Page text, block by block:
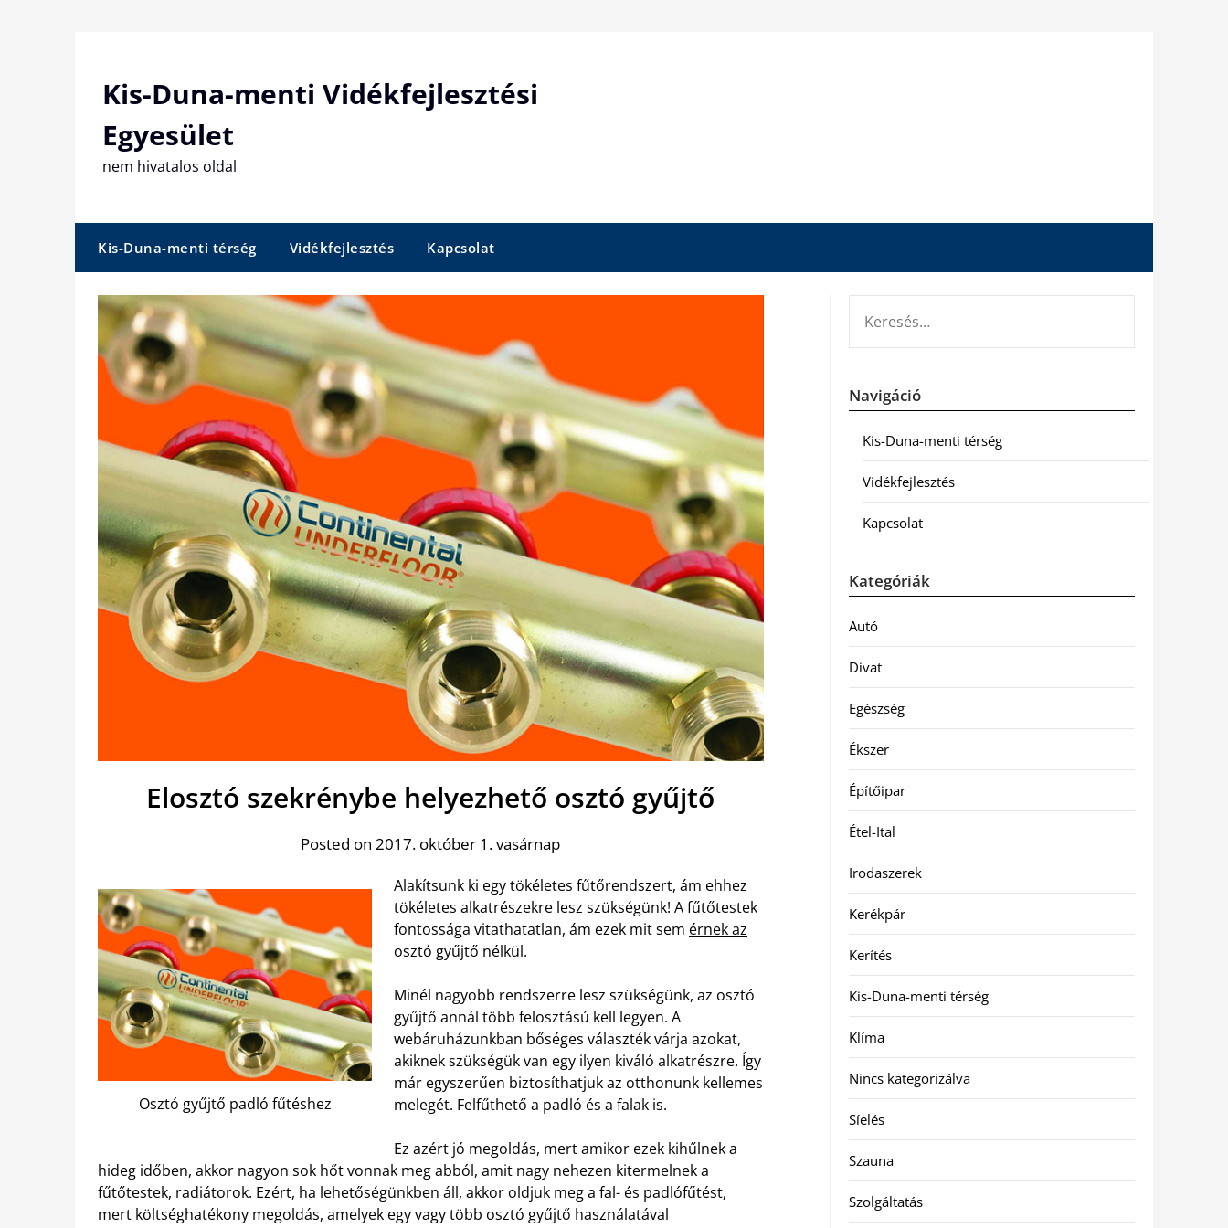
Kis-Duna-menti Vidékfejlesztési
Egyesület
nem hivatalos oldal
Kis-Duna-menti térség Vidékfejlesztés Kapcsolat
Elosztó szekrénybe helyezhető osztó gyűjtő
Posted on 2017. október 1. vasárnap
Osztó gyűjtő padló fűtéshez
Alakítsunk ki egy tökéletes fűtőrendszert, ám ehhez
tökéletes alkatrészekre lesz szükségünk! A fűtőtestek
fontossága vitathatatlan, ám ezek mit sem érnek az
osztó gyűjtő nélkül.
Minél nagyobb rendszerre lesz szükségünk, az osztó
gyűjtő annál több felosztású kell legyen. A
webáruházunkban bőséges választék várja azokat,
akiknek szükségük van egy ilyen kiváló alkatrészre. Így
már egyszerűen biztosíthatjuk az otthonunk kellemes
melegét. Felfűthető a padló és a falak is.
Ez azért jó megoldás, mert amikor ezek kihűlnek a
hideg időben, akkor nagyon sok hőt vonnak meg abból, amit nagy nehezen kitermelnek a
fűtőtestek, radiátorok. Ezért, ha lehetőségünkben áll, akkor oldjuk meg a fal- és padlófűtést,
mert költséghatékony megoldás, amelyek egy vagy több osztó gyűjtő használatával
Navigáció
Kis-Duna-menti térség
Vidékfejlesztés
Kapcsolat
Kategóriák
Autó
Divat
Egészség
Ékszer
Építőipar
Étel-Ital
Irodaszerek
Kerékpár
Kerítés
Kis-Duna-menti térség
Klíma
Nincs kategorizálva
Síelés
Szauna
Szolgáltatás